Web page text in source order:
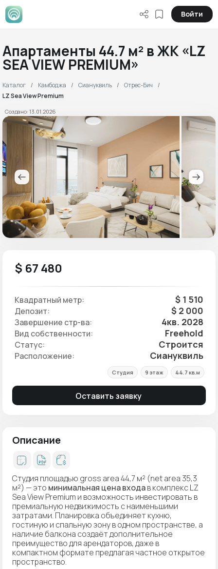
Войти
Апартаменты 44.7 м² в ЖК «LZ
SEA VIEW PREMIUM»
Каталог Камбоджа Сиануквиль
Отрес-Бич
LZ Sea View Premium
Создано: 13.01.2026
$ 67 480
Квадратный метр: $ 1 510
Депозит: $ 2 000
Завершение стр-ва: 4кв. 2028
Вид собственности: Freehold
Статус: Строится
Расположение: Сиануквиль
Студия 9 этаж 44.7 кв.м
Оставить заявку
Описание
Студия площадью gross area 44,7 м² (net area 35,3
м²) — это минимальная цена входав комплекс LZ
Sea View Premium и возможность инвестировать в
премиальную недвижимость с наименьшими
затратами. Планировка объединяет кухню,
гостиную и спальную зону в одном пространстве, а
наличие балкона создаёт дополнительное
преимущество для арендаторов, даже в
компактном формате предлагая частное открытое
пространство.